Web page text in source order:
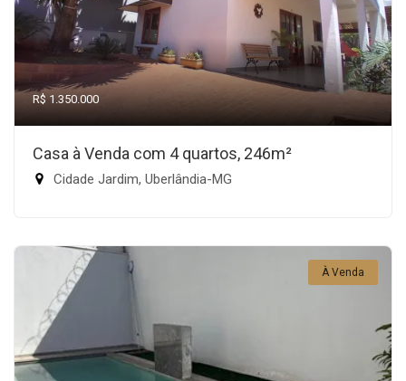
R$ 1.350.000
Casa à Venda com 4 quartos, 246m²
Cidade Jardim, Uberlândia-MG
À Venda